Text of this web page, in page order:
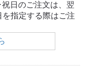
日のご注文は、翌
指定する際はご注